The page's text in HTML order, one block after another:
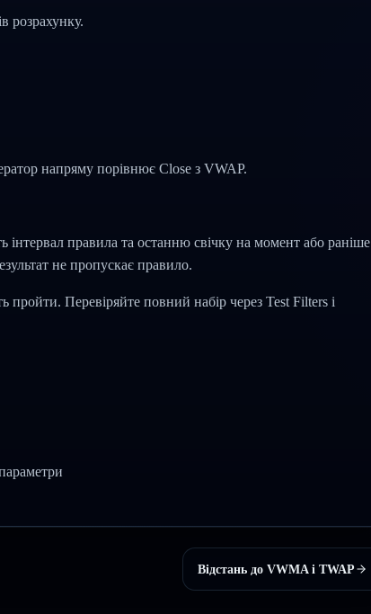
розрахунку.
напряму порівнює Close з VWAP.
інтервал правила та останню свічку на момент або раніше
не пропускає правило.
пройти. Перевіряйте повний набір через Test Filters і
Відстань до VWMA і TWAP